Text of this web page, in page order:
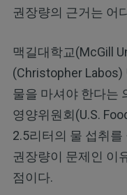
권장량의 근거는 어
맥길대학교(McGill
(Christopher Labos)
물을 마셔야 한다는
영양위원회(U.S.
2.5리터의 물 섭취
권장량이 문제인 이
점이다.